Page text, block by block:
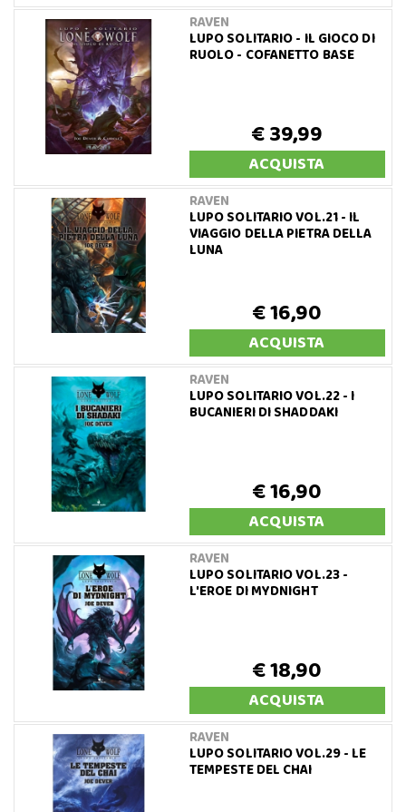
RAVEN
LUPO SOLITARIO - IL GIOCO DI
RUOLO - COFANETTO BASE
€ 39,99
ACQUISTA
RAVEN
LUPO SOLITARIO VOL.21 - IL
VIAGGIO DELLA PIETRA DELLA
LUNA
€ 16,90
ACQUISTA
RAVEN
LUPO SOLITARIO VOL.22 - I
BUCANIERI DI SHADDAKI
€ 16,90
ACQUISTA
RAVEN
LUPO SOLITARIO VOL.23 -
L'EROE DI MYDNIGHT
€ 18,90
ACQUISTA
RAVEN
LUPO SOLITARIO VOL.29 - LE
TEMPESTE DEL CHAI